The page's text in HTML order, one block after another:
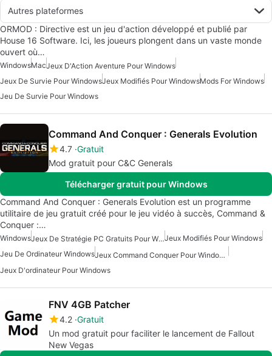
Autres plateformes
ORMOD : Directive est un jeu d'action développé et publié par
House 16 Software. Ici, les joueurs plongent dans un vaste monde
ouvert où…
WindowsMacJeux D'Action Aventure Pour Windows
Jeux De Survie Pour WindowsJeux Modifiés Pour WindowsMods For Windows
Jeu De Survie Pour Windows
Command And Conquer : Generals Evolution
4.7 Gratuit
Mod gratuit pour C&C Generals
Télécharger gratuit pour Windows
Command And Conquer : Generals Evolution est un programme
utilitaire de jeu gratuit créé pour le jeu vidéo à succès, Command &
Conquer :…
Windows Jeux De Stratégie PC Gratuits Pour WindowsJeux Modifiés Pour Windows
Jeu De Ordinateur Windows
Jeux Command Conquer Pour Windows
Jeux D'ordinateur Pour Windows
FNV 4GB Patcher
4.2 Gratuit
Un mod gratuit pour faciliter le lancement de Fallout
New Vegas